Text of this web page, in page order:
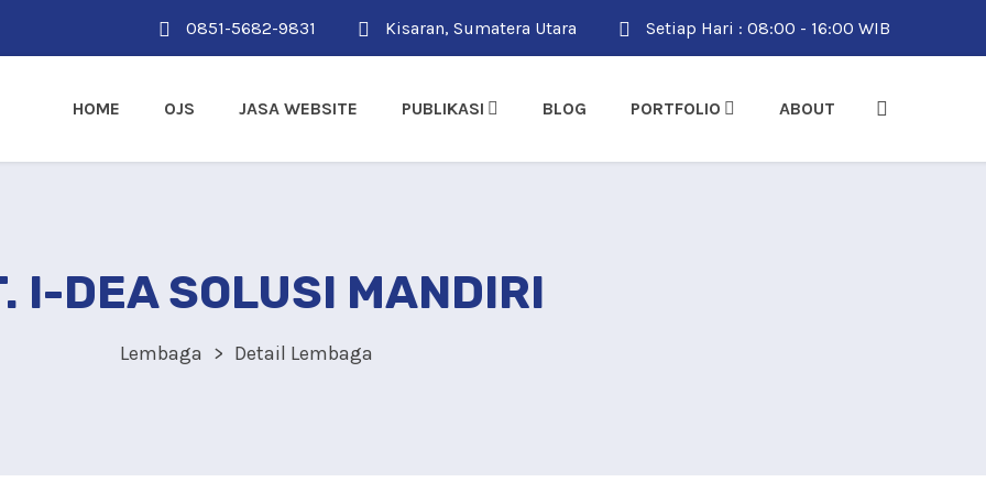
0851-5682-9831 Kisaran, Sumatera Utara Setiap Hari : 08:00 - 16:00 WIB
HOME OJS JASA WEBSITE PUBLIKASI BLOG PORTFOLIO ABOUT
I-DEA SOLUSI MANDIRI
Lembaga Detail Lembaga